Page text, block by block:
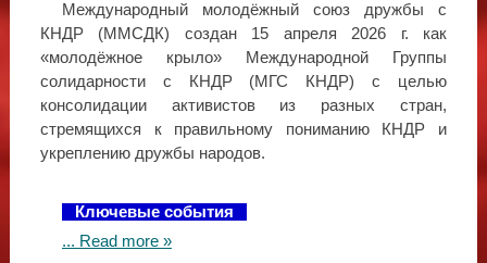
Международный молодёжный союз дружбы с
КНДР (ММСДК) создан 15 апреля 2026 г. как
«молодёжное крыло» Международной Группы
солидарности с КНДР (МГС КНДР) с целью
консолидации активистов из разных стран,
стремящихся к правильному пониманию КНДР и
укреплению дружбы народов.
Ключевые события
... Read more »